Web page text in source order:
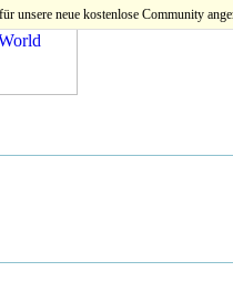
unsere neue kostenlose Community